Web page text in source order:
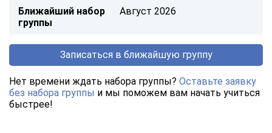
Ближайший набор
группы
Август 2026
Записаться в ближайшую группу
Нет времени ждать набора группы? Оставьте заявку
без набора группы и мы поможем вам начать учиться
быстрее!